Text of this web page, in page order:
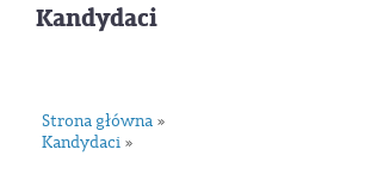
Kandydaci
Strona główna »
Kandydaci »